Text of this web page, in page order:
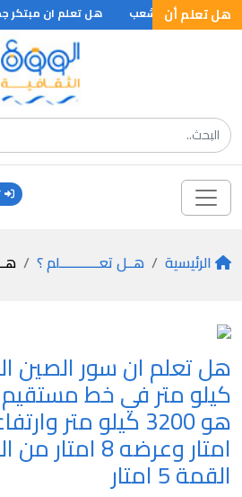
هل تعلم أن
ثم طبقة الشعب هل تعلم ان مبتكر جمع طوابع البريد هو هيربين الفرنسي عام
الرئيسية هــل تعـــــــــــلم ؟
كيلو متر في خط
امتار وعرضه 8
القمة 5 امتار